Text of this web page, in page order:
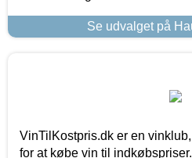
Se udvalget på
VinTilKostpris.dk er en
for at købe vin til